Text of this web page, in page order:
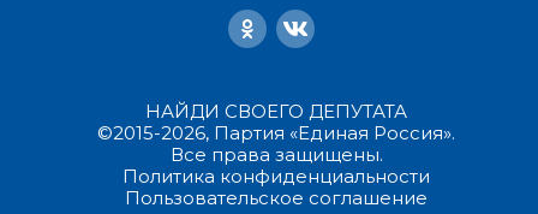
НАЙДИ СВОЕГО ДЕПУТАТА
©2015-2026, Партия «Единая Россия».
Все права защищены.
Политика конфиденциальности
Пользовательское соглашение